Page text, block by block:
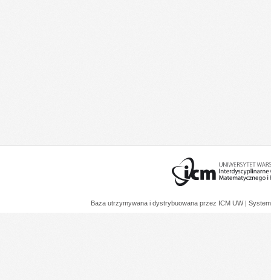
Baza utrzymywana i dystrybuowana przez ICM UW |